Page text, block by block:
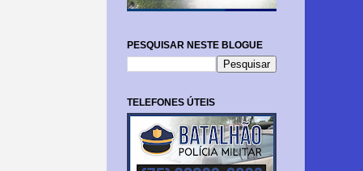
PESQUISAR NESTE BLOGUE
TELEFONES ÚTEIS